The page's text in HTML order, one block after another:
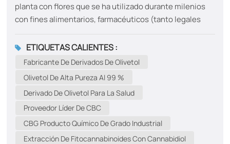
planta con flores que se ha utilizado durante milenios
con fines alimentarios, farmacéuticos (tanto legales
crianza selectiva ha dado lugar a numerosas cepas
(cultivares) de C. sativa con diferentes propiedades. Por
cannabinoides, mientras que las cepas medicinales
tienen una alta floración y contienen tanto
fitonutrientes como fitoquímicos. Los compuestos
bioactivos se pueden extraer de aceites o como fases
acuosas de semillas, flores, hojas y tallos mediante
ETIQUETAS CALIENTES :
Fabricante De Derivados De Olivetol
Olivetol De Alta Pureza Al 99 %
Derivado De Olivetol Para La Salud
Proveedor Líder De CBC
CBG Producto Químico De Grado Industrial
Extracción De Fitocannabinoides Con Cannabidiol